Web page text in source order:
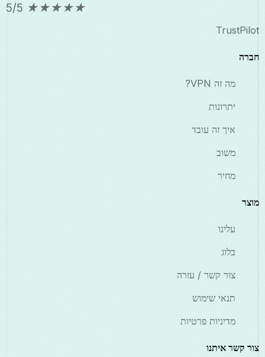
★
★
★
★
★
5/5
TrustPilot
חברה
מה זה VPN?
יתרונות
איך זה עובד
משוב
מחיר
מוצר
עלינו
בלוג
צור קשר / עזרה
תנאי שימוש
מדיניות פרטיות
צור קשר איתנו